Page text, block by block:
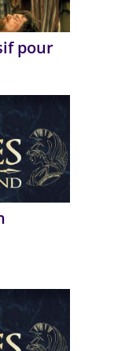
pour